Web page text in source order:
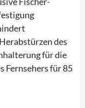
des
für die
Fernsehers für 85